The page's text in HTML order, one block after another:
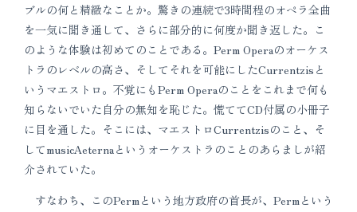
ブルの何と精緻なことか。驚きの連続で3時間程のオペラ全曲
を一気に聞き通して、さらに部分的に何度か聞き返した。こ
のような体験は初めてのことである。Perm Operaのオーケス
トラのレベルの高さ、そしてそれを可能にしたCurrentzisと
いうマエストロ。不覚にもPerm Operaのことをこれまで何も
知らないでいた自分の無知を恥じた。慌ててCD付属の小冊子
に目を通した。そこには、マエストロCurrentzisのこと、そ
してmusicAeternaというオーケストラのことのあらましが紹
介されていた。
すなわち、このPermという地方政府の首長が、Permという